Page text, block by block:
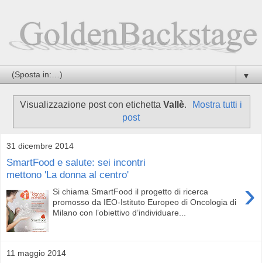
▼
Visualizzazione post con etichetta Vallè.
Mostra tutti i
post
31 dicembre 2014
SmartFood e salute: sei incontri
mettono 'La donna al centro'
›
Si chiama SmartFood il progetto di ricerca
promosso da IEO-Istituto Europeo di Oncologia di
Milano con l’obiettivo d’individuare...
11 maggio 2014